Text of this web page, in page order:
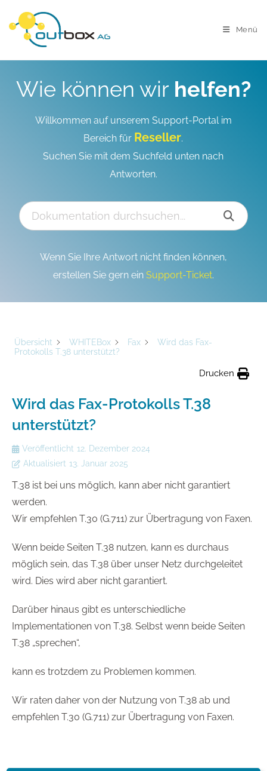
Menü
Wie können wir helfen?
Willkommen auf unserem Support-Portal im
Bereich für Reseller.
Suchen Sie mit dem Suchfeld unten nach
Antworten.
Wenn Sie Ihre Antwort nicht finden können,
erstellen Sie gern ein Support-Ticket.
Übersicht WHITEBox Fax
Wird das Fax-
Protokolls T.38 unterstützt?
Drucken
Wird das Fax-Protokolls T.38
unterstützt?
Veröffentlicht 12. Dezember 2024
Aktualisiert 13. Januar 2025
T.38 ist bei uns möglich, kann aber nicht garantiert
werden.
Wir empfehlen T.30 (G.711) zur Übertragung von Faxen.
Wenn beide Seiten T.38 nutzen, kann es durchaus
möglich sein, das T.38 über unser Netz durchgeleitet
wird. Dies wird aber nicht garantiert.
Darüber hinaus gibt es unterschiedliche
Implementationen von T.38. Selbst wenn beide Seiten
T.38 „sprechen“,
kann es trotzdem zu Problemen kommen.
Wir raten daher von der Nutzung von T.38 ab und
empfehlen T.30 (G.711) zur Übertragung von Faxen.